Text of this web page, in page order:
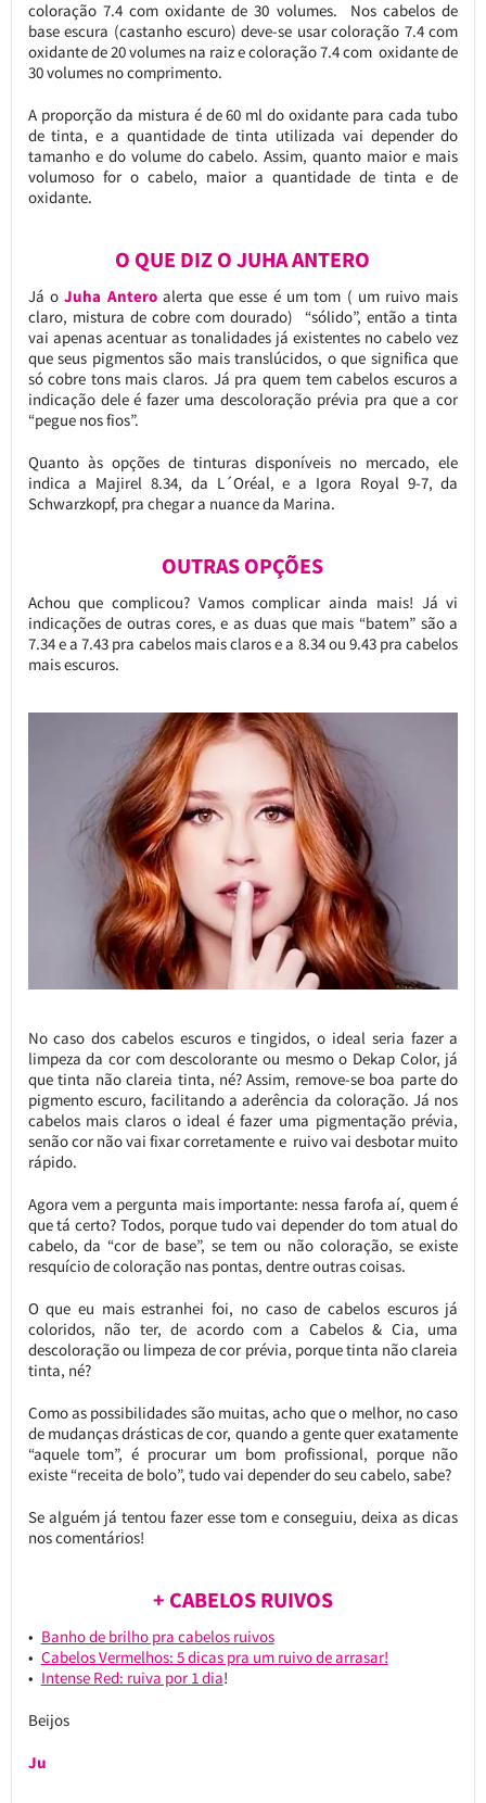
coloração 7.4 com oxidante de 30 volumes. Nos cabelos de
base escura (castanho escuro) deve-se usar coloração 7.4 com
oxidante de 20 volumes na raiz e coloração 7.4 com oxidante de
30 volumes no comprimento.
A proporção da mistura é de 60 ml do oxidante para cada tubo
de tinta, e a quantidade de tinta utilizada vai depender do
tamanho e do volume do cabelo. Assim, quanto maior e mais
volumoso for o cabelo, maior a quantidade de tinta e de
oxidante.
O QUE DIZ O JUHA ANTERO
Já oJuha Antero alerta que esse é um tom ( um ruivo mais
claro, mistura de cobre com dourado) “sólido”, então a tinta
vai apenas acentuar as tonalidades já existentes no cabelo vez
que seus pigmentos são mais translúcidos, o que significa que
só cobre tons mais claros. Já pra quem tem cabelos escuros a
indicação dele é fazer uma descoloração prévia pra que a cor
“pegue nos fios”.
Quanto às opções de tinturas disponíveis no mercado, ele
indica a Majirel 8.34, da L´Oréal, e a Igora Royal 9-7, da
Schwarzkopf, pra chegar a nuance da Marina.
OUTRAS OPÇÕES
Achou que complicou? Vamos complicar ainda mais! Já vi
indicações de outras cores, e as duas que mais “batem” são a
7.34 e a 7.43 pra cabelos mais claros e a 8.34 ou 9.43 pra cabelos
mais escuros.
No caso dos cabelos escuros e tingidos, o ideal seria fazer a
limpeza da cor com descolorante ou mesmo o Dekap Color, já
que tinta não clareia tinta, né? Assim, remove-se boa parte do
pigmento escuro, facilitando a aderência da coloração. Já nos
cabelos mais claros o ideal é fazer uma pigmentação prévia,
senão cor não vai fixar corretamente e ruivo vai desbotar muito
rápido.
Agora vem a pergunta mais importante: nessa farofa aí, quem é
que tá certo? Todos, porque tudo vai depender do tom atual do
cabelo, da “cor de base”, se tem ou não coloração, se existe
resquício de coloração nas pontas, dentre outras coisas.
O que eu mais estranhei foi, no caso de cabelos escuros já
coloridos, não ter, de acordo com a Cabelos & Cia, uma
descoloração ou limpeza de cor prévia, porque tinta não clareia
tinta, né?
Como as possibilidades são muitas, acho que o melhor, no caso
de mudanças drásticas de cor, quando a gente quer exatamente
“aquele tom”, é procurar um bom profissional, porque não
existe “receita de bolo”, tudo vai depender do seu cabelo, sabe?
Se alguém já tentou fazer esse tom e conseguiu, deixa as dicas
nos comentários!
+ CABELOS RUIVOS
Banho de brilho pra cabelos ruivos
Cabelos Vermelhos: 5 dicas pra um ruivo de arrasar!
Intense Red: ruiva por 1 dia!
Beijos
Ju